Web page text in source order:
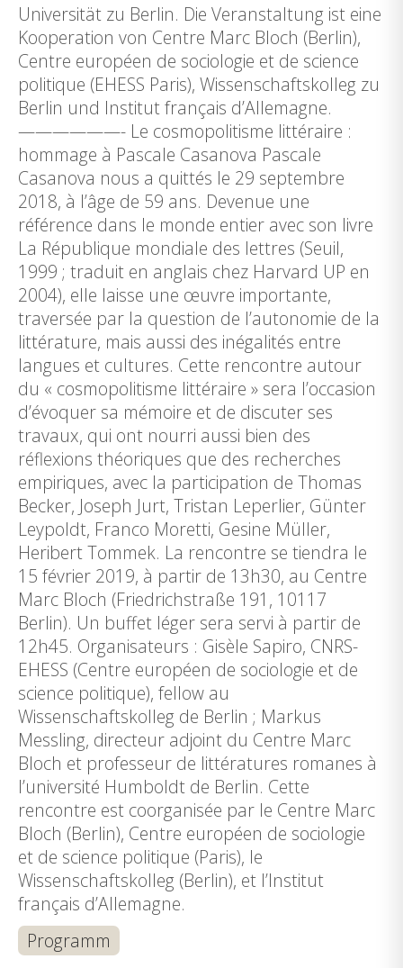
Universität zu Berlin. Die Veranstaltung ist eine
Kooperation von Centre Marc Bloch (Berlin),
Centre européen de sociologie et de science
politique (EHESS Paris), Wissenschaftskolleg zu
Berlin und Institut français d’Allemagne.
——————- Le cosmopolitisme littéraire :
hommage à Pascale Casanova Pascale
Casanova nous a quittés le 29 septembre
2018, à l’âge de 59 ans. Devenue une
référence dans le monde entier avec son livre
La République mondiale des lettres (Seuil,
1999 ; traduit en anglais chez Harvard UP en
2004), elle laisse une œuvre importante,
traversée par la question de l’autonomie de la
littérature, mais aussi des inégalités entre
langues et cultures. Cette rencontre autour
du « cosmopolitisme littéraire » sera l’occasion
d’évoquer sa mémoire et de discuter ses
travaux, qui ont nourri aussi bien des
réflexions théoriques que des recherches
empiriques, avec la participation de Thomas
Becker, Joseph Jurt, Tristan Leperlier, Günter
Leypoldt, Franco Moretti, Gesine Müller,
Heribert Tommek. La rencontre se tiendra le
15 février 2019, à partir de 13h30, au Centre
Marc Bloch (Friedrichstraße 191, 10117
Berlin). Un buffet léger sera servi à partir de
12h45. Organisateurs : Gisèle Sapiro, CNRS-
EHESS (Centre européen de sociologie et de
science politique), fellow au
Wissenschaftskolleg de Berlin ; Markus
Messling, directeur adjoint du Centre Marc
Bloch et professeur de littératures romanes à
l’université Humboldt de Berlin. Cette
rencontre est coorganisée par le Centre Marc
Bloch (Berlin), Centre européen de sociologie
et de science politique (Paris), le
Wissenschaftskolleg (Berlin), et l’Institut
français d’Allemagne.
Programm